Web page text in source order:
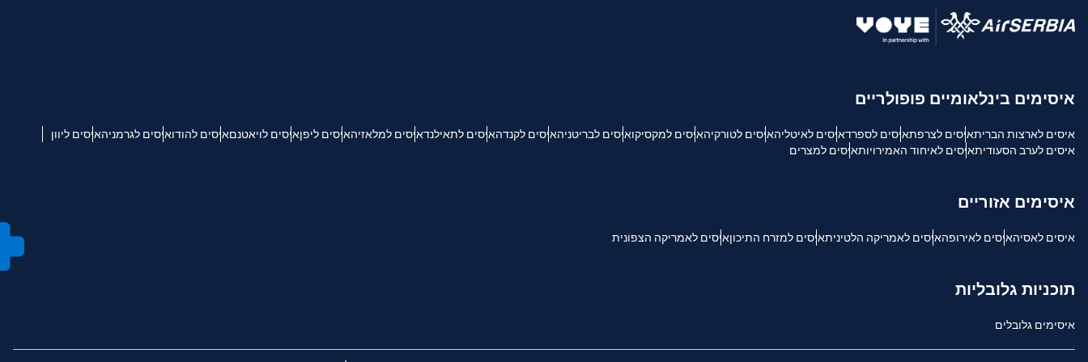
איסימים בינלאומיים פופולריים
איסים לארצות הבריתאיסים לצרפתאיסים לספרדאיסים לאיטליהאיסים לטורקיהאיסים למקסיקואיסים לבריטניהאיסים לקנדהאיסים לתאילנדאיסים למלאזיהאיסים ליפןאיסים לויאטנםאיסים להודואיסים לגרמניהאיסים ליוון
איסים לערב הסעודיתאיסים לאיחוד האמירויותאיסים למצרים
איסימים אזוריים
איסים לאסיהאיסים לאירופהאיסים לאמריקה הלטיניתאיסים למזרח התיכוןאיסים לאמריקה הצפונית
תוכניות גלובליות
איסימים גלובלים
Deutsch
简体中文